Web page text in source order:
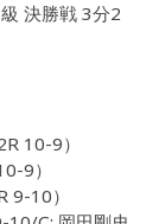
決勝戦 3分2
10-9）
9）
10）